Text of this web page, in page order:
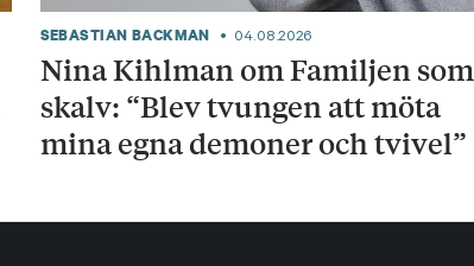
SEBASTIAN BACKMAN 04.08.2026
Nina Kihlman om Familjen som
skalv: “Blev tvungen att möta
mina egna demoner och tvivel”